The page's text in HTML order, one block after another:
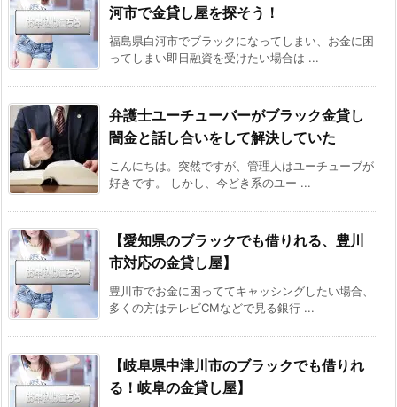
河市で金貸し屋を探そう！
福島県白河市でブラックになってしまい、お金に困
ってしまい即日融資を受けたい場合は ...
弁護士ユーチューバーがブラック金貸し
闇金と話し合いをして解決していた
こんにちは。突然ですが、管理人はユーチューブが
好きです。 しかし、今どき系のユー ...
【愛知県のブラックでも借りれる、豊川
市対応の金貸し屋】
豊川市でお金に困っててキャッシングしたい場合、
多くの方はテレビCMなどで見る銀行 ...
【岐阜県中津川市のブラックでも借りれ
る！岐阜の金貸し屋】